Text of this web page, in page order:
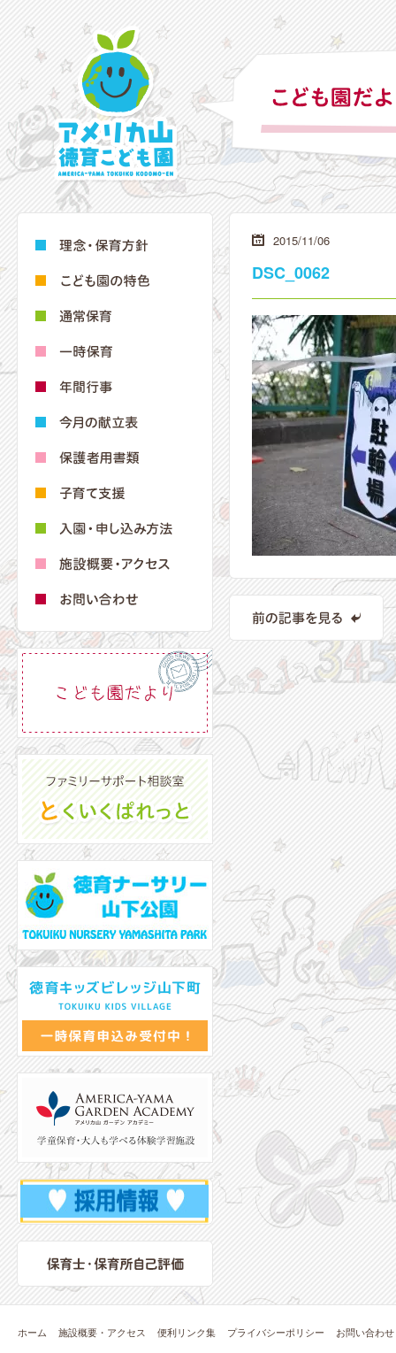
2015/11/06
DSC_0062
ホーム 施設概要・アクセス 便利リンク集 プライバシーポリシー お問い合わせ